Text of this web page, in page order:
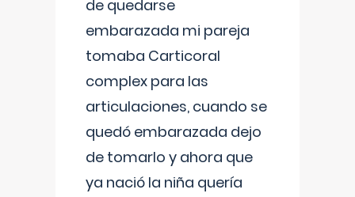
de quedarse
embarazada mi pareja
tomaba Carticoral
complex para las
articulaciones, cuando se
quedó embarazada dejo
de tomarlo y ahora que
ya nació la niña quería